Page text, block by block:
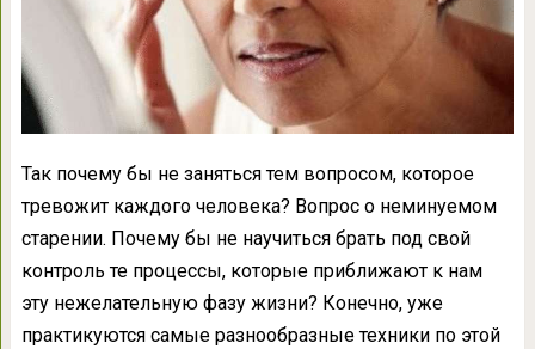
Так почему бы не заняться тем вопросом, которое
тревожит каждого человека? Вопрос о неминуемом
старении. Почему бы не научиться брать под свой
контроль те процессы, которые приближают к нам
эту нежелательную фазу жизни? Конечно, уже
практикуются самые разнообразные техники по этой